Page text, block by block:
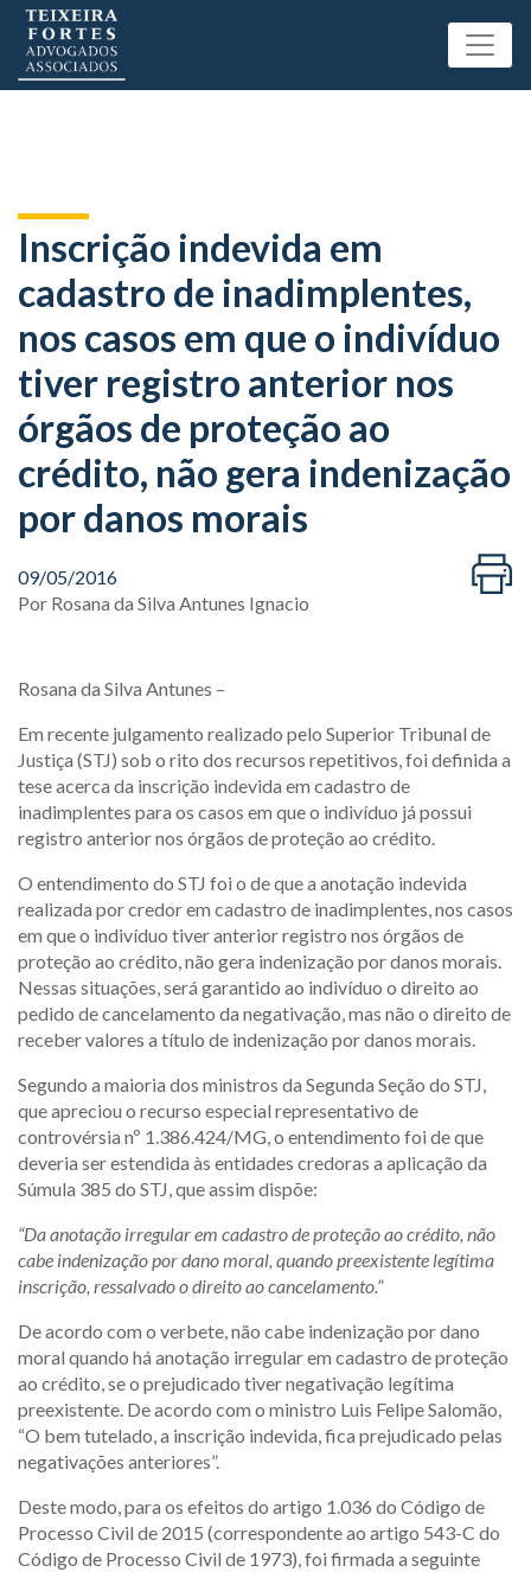
Inscrição indevida em
cadastro de inadimplentes,
nos casos em que o indivíduo
tiver registro anterior nos
órgãos de proteção ao
crédito, não gera indenização
por danos morais
09/05/2016
Por Rosana da Silva Antunes Ignacio
Rosana da Silva Antunes –
Em recente julgamento realizado pelo Superior Tribunal de
Justiça (STJ) sob o rito dos recursos repetitivos, foi definida a
tese acerca da inscrição indevida em cadastro de
inadimplentes para os casos em que o indivíduo já possui
registro anterior nos órgãos de proteção ao crédito.
O entendimento do STJ foi o de que a anotação indevida
realizada por credor em cadastro de inadimplentes, nos casos
em que o indivíduo tiver anterior registro nos órgãos de
proteção ao crédito, não gera indenização por danos morais.
Nessas situações, será garantido ao indivíduo o direito ao
pedido de cancelamento da negativação, mas não o direito de
receber valores a título de indenização por danos morais.
Segundo a maioria dos ministros da Segunda Seção do STJ,
que apreciou o recurso especial representativo de
controvérsia nº 1.386.424/MG, o entendimento foi de que
deveria ser estendida às entidades credoras a aplicação da
Súmula 385 do STJ, que assim dispõe:
“Da anotação irregular em cadastro de proteção ao crédito, não
cabe indenização por dano moral, quando preexistente legítima
inscrição, ressalvado o direito ao cancelamento.”
De acordo com o verbete, não cabe indenização por dano
moral quando há anotação irregular em cadastro de proteção
ao crédito, se o prejudicado tiver negativação legítima
preexistente. De acordo com o ministro Luis Felipe Salomão,
“O bem tutelado, a inscrição indevida, fica prejudicado pelas
negativações anteriores”.
Deste modo, para os efeitos do artigo 1.036 do Código de
Processo Civil de 2015 (correspondente ao artigo 543-C do
Código de Processo Civil de 1973), foi firmada a seguinte